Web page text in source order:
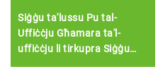
Siġġu ta'lussu Pu tal-
Uffiċċju Għamara ta'l-
uffiċċju li tirkupra Siġġu